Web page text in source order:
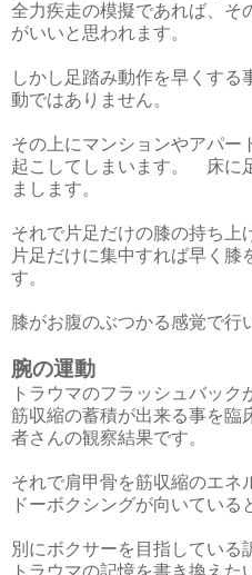
全力疾走の模擬であれば、そ
がいいと思われます。
しかし足踏み動作を早くする
動ではありません。
その上にマンションやアパー
起こしてしまいます。 床に
まします。
それで片足だけの膝の持ち上
片足だけに集中すれば早く膝
す。
膝がお腹のぶつかる感覚で
腕の運動
トラウマのフラッシュバッ
筋収縮の蓄積が出来る事を臨
者さんの観察結果です。
それで肩甲骨を筋収縮のエネ
ドーボクシングが向いている
別にボクサーを目指してい